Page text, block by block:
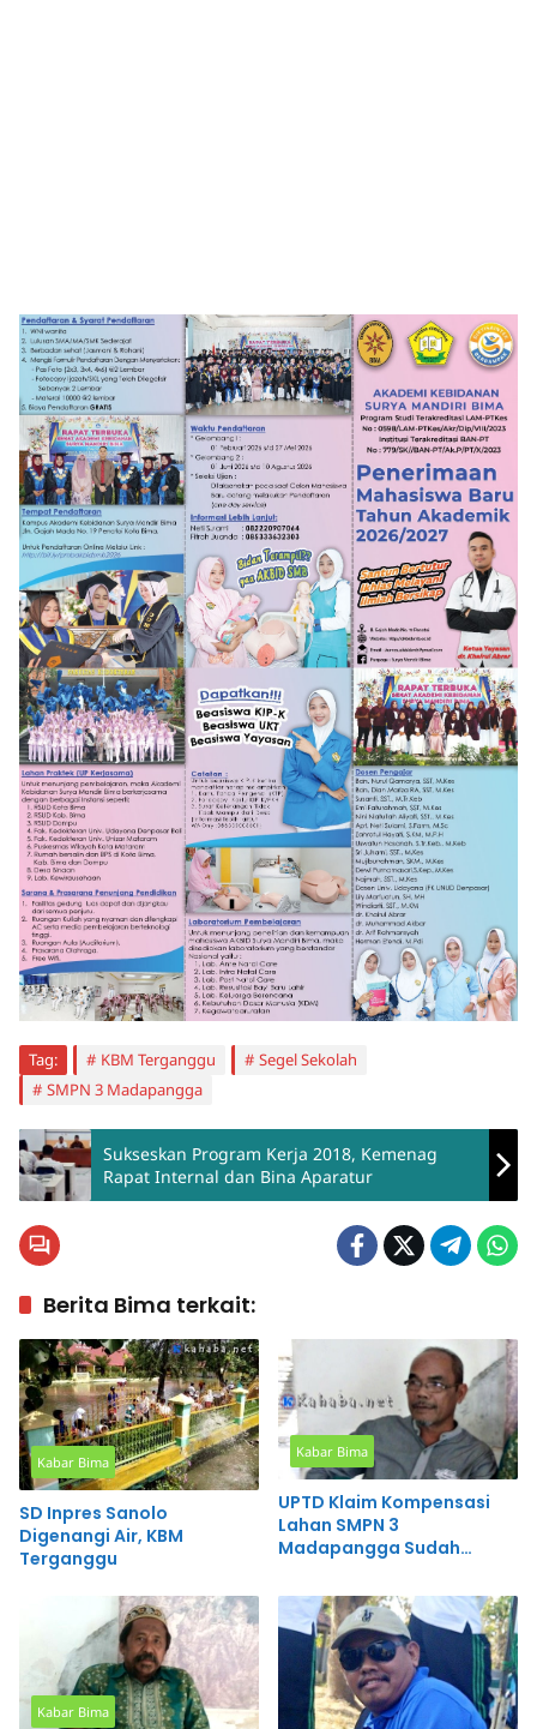
Tag: KBM Terganggu
Segel Sekolah
SMPN 3 Madapangga
Sukseskan Program Kerja 2018, Kemenag
Rapat Internal dan Bina Aparatur
Berita Bima terkait:
Kabar Bima
SD Inpres Sanolo
Digenangi Air, KBM
Terganggu
Kabar Bima
UPTD Klaim Kompensasi
Lahan SMPN 3
Madapangga Sudah
Kabar Bima